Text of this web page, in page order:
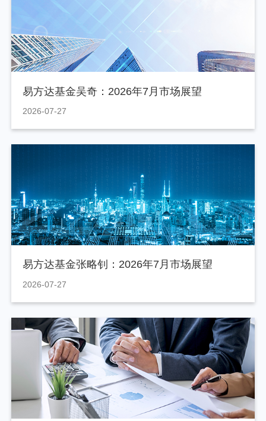
易方达基金吴奇：2026年7月市场展望
2026-07-27
易方达基金张略钊：2026年7月市场展望
2026-07-27